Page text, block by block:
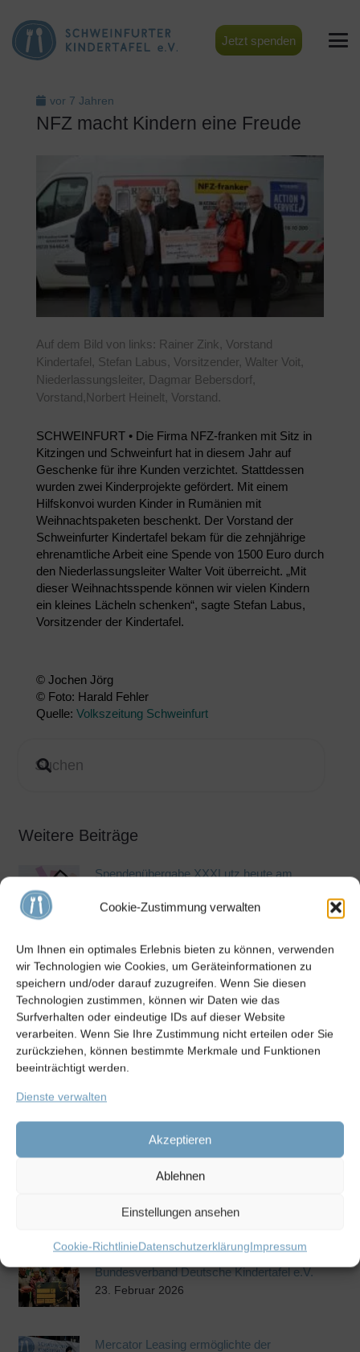
Cookie-Zustimmung verwalten
Um Ihnen ein optimales Erlebnis bieten zu können, verwenden
wir Technologien wie Cookies, um Geräteinformationen zu
speichern und/oder darauf zuzugreifen. Wenn Sie diesen
Technologien zustimmen, können wir Daten wie das
Surfverhalten oder eindeutige IDs auf dieser Website
verarbeiten. Wenn Sie Ihre Zustimmung nicht erteilen oder Sie
zurückziehen, können bestimmte Merkmale und Funktionen
beeinträchtigt werden.
Dienste verwalten
Akzeptieren
Ablehnen
Einstellungen ansehen
Cookie-RichtlinieDatenschutzerklärungImpressum
Jetzt spenden
vor 7 Jahren
NFZ macht Kindern eine Freude
Auf dem Bild von links: Rainer Zink, Vorstand
Kindertafel, Stefan Labus, Vorsitzender, Walter Voit,
Niederlassungsleiter, Dagmar Bebersdorf,
Vorstand,Norbert Heinelt, Vorstand.
SCHWEINFURT • Die Firma NFZ-franken mit Sitz in
Kitzingen und Schweinfurt hat in diesem Jahr auf
Geschenke für ihre Kunden verzichtet. Stattdessen
wurden zwei Kinderprojekte gefördert. Mit einem
Hilfskonvoi wurden Kinder in Rumänien mit
Weihnachtspaketen beschenkt. Der Vorstand der
Schweinfurter Kindertafel bekam für die zehnjährige
ehrenamtliche Arbeit eine Spende von 1500 Euro durch
den Niederlassungsleiter Walter Voit überreicht. „Mit
dieser Weihnachtsspende können wir vielen Kindern
ein kleines Lächeln schenken“, sagte Stefan Labus,
Vorsitzender der Kindertafel.
© Jochen Jörg
© Foto: Harald Fehler
Quelle: Volkszeitung Schweinfurt
Weitere Beiträge
Spendenübergabe XXXLutz heute am
e.V.
Schirmherr Michl Müller spendet 4500.-
Euro an die Schweinfurter Kindertafel e.V.
27. Juli 2026
Fachhandel Hepperle & Osinski spenden
Kindertafel e.V.
Döpfner-Schule
Geldspende von German Packer an den
Bundesverband Deutsche Kindertafel e.V.
23. Februar 2026
Mercator Leasing ermöglichte der